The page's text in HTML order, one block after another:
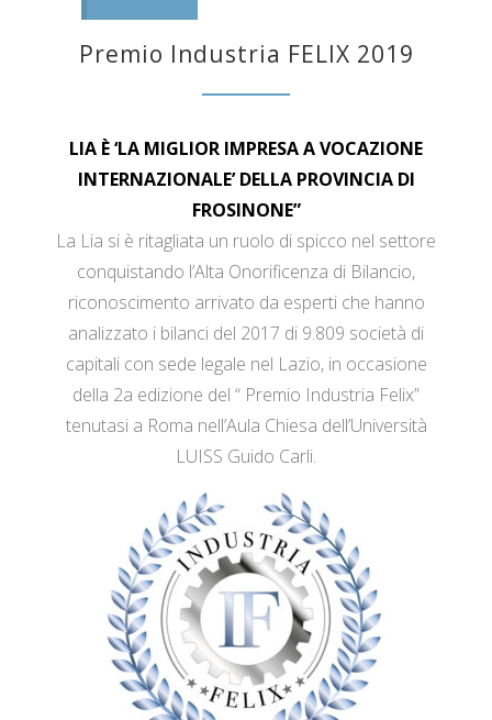
Premio Industria FELIX 2019
LIA È ‘LA MIGLIOR IMPRESA A VOCAZIONE
INTERNAZIONALE’ DELLA PROVINCIA DI
FROSINONE”
La Lia si è ritagliata un ruolo di spicco nel settore
conquistando l’Alta Onorificenza di Bilancio,
riconoscimento arrivato da esperti che hanno
analizzato i bilanci del 2017 di 9.809 società di
capitali con sede legale nel Lazio, in occasione
della 2a edizione del “ Premio Industria Felix”
tenutasi a Roma nell’Aula Chiesa dell’Università
LUISS Guido Carli.